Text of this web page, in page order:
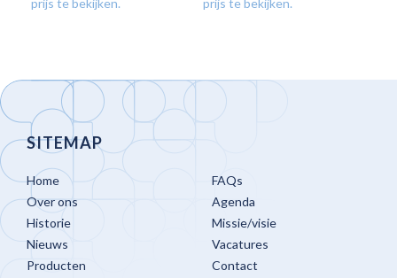
prijs te bekijken.
prijs te bekijken.
SITEMAP
Home
Over ons
Historie
Nieuws
Producten
FAQs
Agenda
Missie/visie
Vacatures
Contact